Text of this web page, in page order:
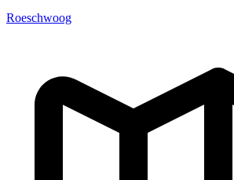
Roeschwoog